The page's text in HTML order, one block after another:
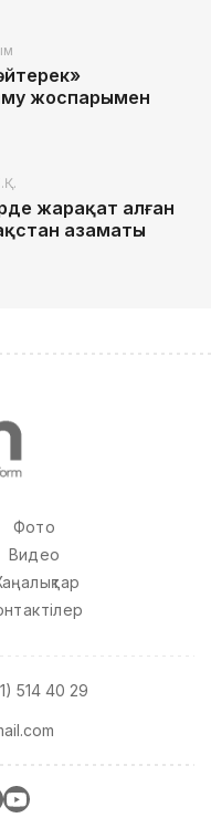
жоспарымен
жарақат алған
азаматы
Фото
Видео
514 40 29